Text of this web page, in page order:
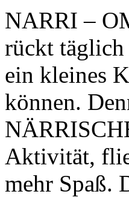
NARRI –
rückt
ein kleines
können.
Aktivität,
mehr Spaß.